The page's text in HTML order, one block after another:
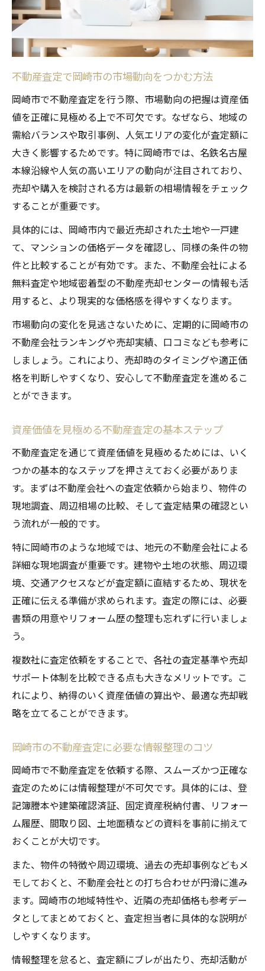
不動産査定と資産価値向上の関係を解説
高値売却を実現する不動産査定の秘訣
岡崎市物件の売却時に査定が重要な理由
不動産査定で高額売却を目指す戦略とは
売却成功には正確な不動産査定が不可欠
査定価格アップに向けた具体的な準備方法
査定に役立つ書類や準備のポイント解説
不動産査定で必要となる書類の一覧と準備
岡崎市の不動産査定に備える情報整理術
査定前に行うべき資料収集とその理由
不動産査定をスムーズに進める準備方法
査定時に役立つ物件情報のまとめ方
岡崎市で安心できる不動産査定の選び方
信頼できる不動産査定会社を選ぶ基準
法
不動産査定サービスの比較ポイント解説
失敗しない不動産査定会社の選択法
不動産査定依頼前に確認したいチェック項
売却と賃貸運用を見据えた査定活用のコツ
売却・賃貸どちらも見据えた不動産査定活
用法
岡崎市で賃貸運用を考える際の査定ポイン
ト
不動産査定を生かした柔軟な資産運用戦略
売却と賃貸で異なる査定の見方を整理
将来の資産運用に役立つ不動産査定の活か
し方
不動産査定で岡崎市の市場動向をつかむ方法
岡崎市で不動産査定を行う際、市場動向の把握は資産価
値を正確に見極める上で不可欠です。なぜなら、地域の
需給バランスや取引事例、人気エリアの変化が査定額に
大きく影響するためです。特に岡崎市では、名鉄名古屋
本線沿線や人気の高いエリアの動向が注目されており、
売却や購入を検討される方は最新の相場情報をチェック
することが重要です。
具体的には、岡崎市内で最近売却された土地や一戸建
て、マンションの価格データを確認し、同様の条件の物
件と比較することが有効です。また、不動産会社による
無料査定や地域密着型の不動産売却センターの情報も活
用すると、より現実的な価格感を得やすくなります。
市場動向の変化を見逃さないために、定期的に岡崎市の
不動産会社ランキングや売却実績、口コミなども参考に
しましょう。これにより、売却時のタイミングや適正価
格を判断しやすくなり、安心して不動産査定を進めるこ
とができます。
資産価値を見極める不動産査定の基本ステップ
不動産査定を通じて資産価値を見極めるためには、いく
つかの基本的なステップを押さえておく必要がありま
す。まずは不動産会社への査定依頼から始まり、物件の
現地調査、周辺相場の比較、そして査定結果の確認とい
う流れが一般的です。
特に岡崎市のような地域では、地元の不動産会社による
詳細な現地調査が重要です。建物や土地の状態、周辺環
境、交通アクセスなどが査定額に直結するため、現状を
正確に伝える準備が求められます。査定の際には、必要
書類の用意やリフォーム歴の整理も忘れずに行いましょ
う。
複数社に査定依頼をすることで、各社の査定基準や売却
サポート体制を比較できる点も大きなメリットです。こ
れにより、納得のいく資産価値の算出や、最適な売却戦
略を立てることができます。
岡崎市の不動産査定に必要な情報整理のコツ
岡崎市で不動産査定を依頼する際、スムーズかつ正確な
査定のためには情報整理が不可欠です。具体的には、登
記簿謄本や建築確認済証、固定資産税納付書、リフォー
ム履歴、間取り図、土地面積などの資料を事前に揃えて
おくことが大切です。
また、物件の特徴や周辺環境、過去の売却事例などもメ
モしておくと、不動産会社との打ち合わせが円滑に進み
ます。岡崎市の地域特性や、近隣の売却価格も参考デー
タとしてまとめておくと、査定担当者に具体的な説明が
しやすくなります。
情報整理を怠ると、査定額にブレが出たり、売却活動が